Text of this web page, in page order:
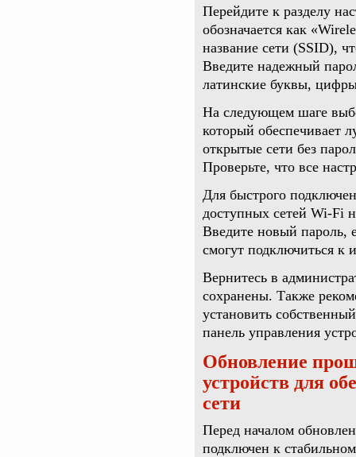
Перейдите к разделу
обозначается как
название сети (SSID),
Введите надежный
латинские буквы,
На следующем шаге
который обеспечивает
открытые сети без
Проверьте, что все
Для быстрого
доступных сетей Wi-Fi
Введите новый пароль,
смогут подключиться к
Вернитесь в
сохранены. Также
установить
панель управления
Обновление
устройств для
сети
Перед началом
подключен к